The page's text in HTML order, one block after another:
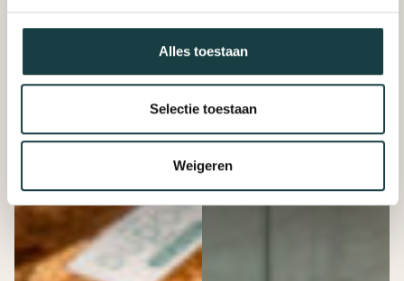
Alles toestaan
Selectie toestaan
Weigeren